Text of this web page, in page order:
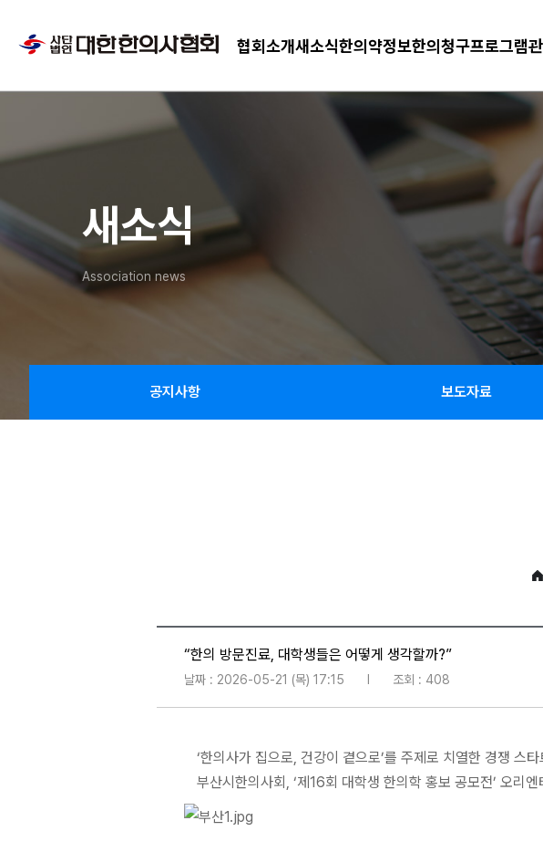
협회소개새소식한의약정보한의청구프로그램
새소식
Association news
공지사항 보도자료
“한의 방문진료, 대학생들은 어떻게 생각할까?”
날짜 : 2026-05-21 (목) 17:15 조회 : 408
‘한의사가 집으로, 건강이 곁으로’를 주제로 치열한 경쟁 스타
부산시한의사회, ‘제16회 대학생 한의학 홍보 공모전’ 오리엔